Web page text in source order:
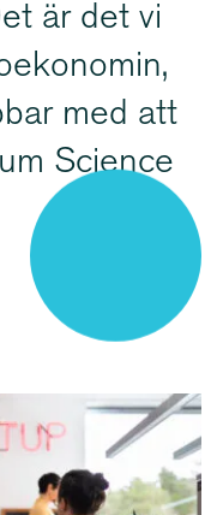
är det vi
med att
Science